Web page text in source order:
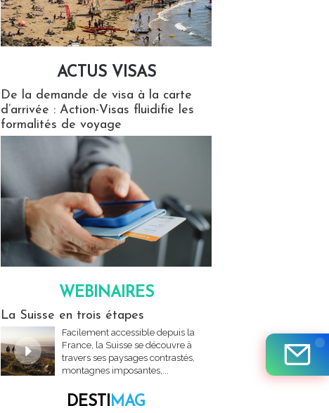
ACTUS VISAS
De la demande de visa à la carte
d’arrivée : Action-Visas fluidifie les
formalités de voyage
WEBINAIRES
La Suisse en trois étapes
Facilement accessible depuis la
France, la Suisse se découvre à
travers ses paysages contrastés,
montagnes imposantes,...
DESTIMAG